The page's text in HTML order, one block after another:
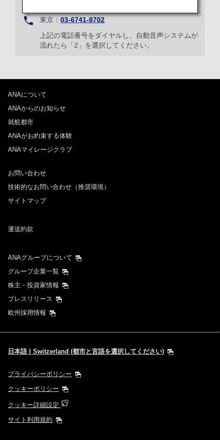
東京：03-6741-8702
上記の電話番号をダイヤルし、自動音声システムが
流れたら「2」を選択してください。
ANAについて
ANAからのお知らせ
就航都市
ANAがお約束する体験
ANAマイレージクラブ
お問い合わせ
技術的なお問い合わせ（推奨環境）
サイトマップ
運送約款
ANAグループについて
グループ企業一覧
株主・投資家情報
プレスリリース
欧州採用情報
日本語 | Switzerland (都市と言語を選択してください)
プライバシーポリシー
クッキーポリシー
クッキー詳細設定
サイト利用規約